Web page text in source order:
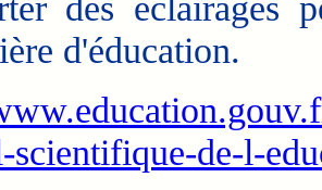
d'éducation.
scientifique-de-l-